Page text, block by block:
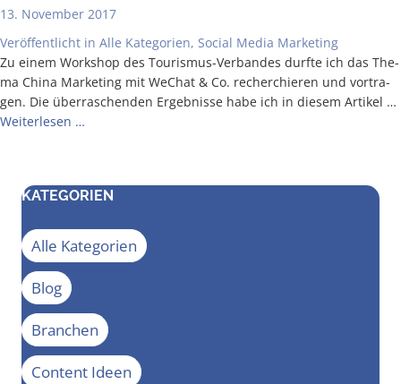
13. November 2017
Veröffentlicht in Alle Kategorien, Social Media Marketing
Zu einem Work­shop des Tou­ris­­mus-Ver­­­ban­­des durf­te ich das The­
ma Chi­na Mar­ke­ting mit WeChat & Co. recher­chie­ren und vor­tra­
gen. Die über­ra­schen­den Ergeb­nis­se habe ich in die­sem Arti­kel …
Wei­ter­le­sen …
KATEGORIEN
Alle Kategorien
Blog
Branchen
Content Ideen